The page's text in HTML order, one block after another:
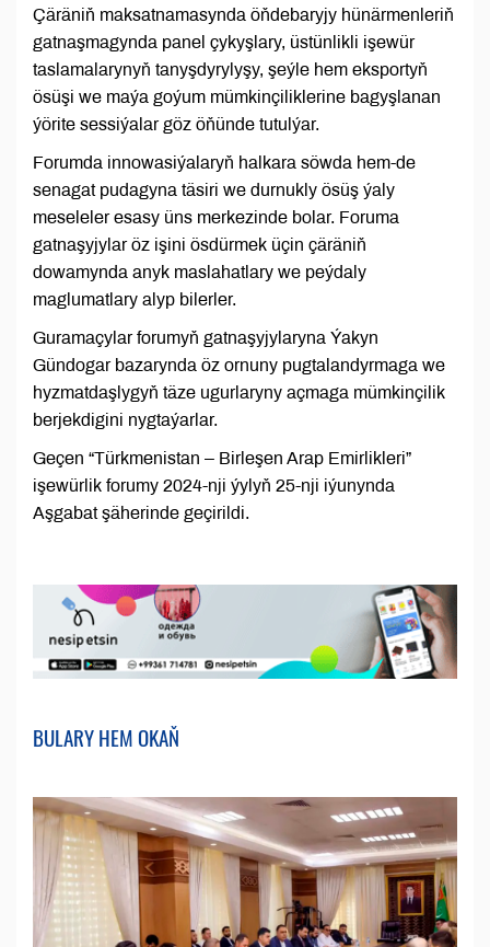
Çäräniň maksatnamasynda öňdebaryjy hünärmenleriň
gatnaşmagynda panel çykyşlary, üstünlikli işewür
taslamalarynyň tanyşdyrylyşy, şeýle hem eksportyň
ösüşi we maýa goýum mümkinçiliklerine bagyşlanan
ýörite sessiýalar göz öňünde tutulýar.
Forumda innowasiýalaryň halkara söwda hem-de
senagat pudagyna täsiri we durnukly ösüş ýaly
meseleler esasy üns merkezinde bolar. Foruma
gatnaşyjylar öz işini ösdürmek üçin çäräniň
dowamynda anyk maslahatlary we peýdaly
maglumatlary alyp bilerler.
Guramaçylar forumyň gatnaşyjylaryna Ýakyn
Gündogar bazarynda öz ornuny pugtalandyrmaga we
hyzmatdaşlygyň täze ugurlaryny açmaga mümkinçilik
berjekdigini nygtaýarlar.
Geçen “Türkmenistan – Birleşen Arap Emirlikleri”
işewürlik forumy 2024-nji ýylyň 25-nji iýunynda
Aşgabat şäherinde geçirildi.
BULARY HEM OKAŇ